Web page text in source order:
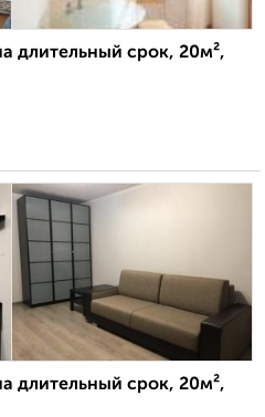
длительный срок, 20м²,
длительный срок, 20м²,